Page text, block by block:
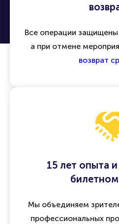
Все операции защищены
а при отмене
возврат
15 лет опыта
Мы объединяем
профессиональных